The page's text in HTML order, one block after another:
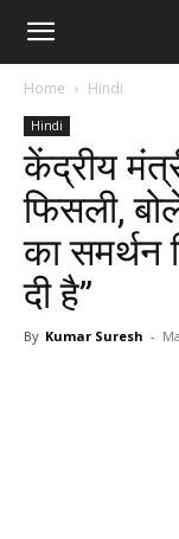
Janta
Reporter
Home Hindi
Hindi
केंद्रीय
फिसली,
का समर्थन
दी है”
By Kumar Suresh -